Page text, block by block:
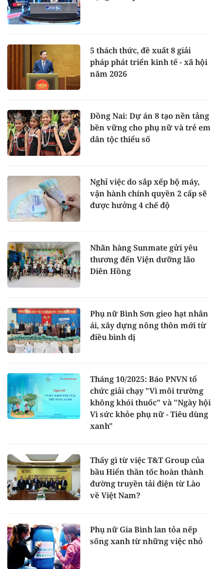
5 thách thức, đề xuất 8 giải
pháp phát triển kinh tế - xã hội
năm 2026
Đồng Nai: Dự án 8 tạo nền tảng
bền vững cho phụ nữ và trẻ em
dân tộc thiểu số
Nghỉ việc do sắp xếp bộ máy,
vận hành chính quyền 2 cấp sẽ
được hưởng 4 chế độ
Nhãn hàng Sunmate gửi yêu
thương đến Viện dưỡng lão
Diên Hồng
Phụ nữ Bình Sơn gieo hạt nhân
ái, xây dựng nông thôn mới từ
điều bình dị
Tháng 10/2025: Báo PNVN tổ
chức giải chạy "Vì môi trường
không khói thuốc" và "Ngày hội
Vì sức khỏe phụ nữ - Tiêu dùng
xanh"
Thấy gì từ việc T&T Group của
bầu Hiển thần tốc hoàn thành
đường truyền tải điện từ Lào
về Việt Nam?
Phụ nữ Gia Bình lan tỏa nếp
sống xanh từ những việc nhỏ